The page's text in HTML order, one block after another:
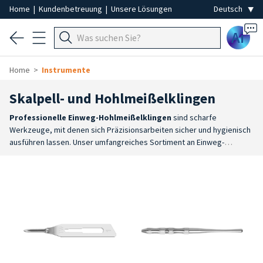
Home | Kundenbetreuung | Unsere Lösungen
Ai
Home Instrumente
Skalpell- und Hohlmeißelklingen
Professionelle Einweg-Hohlmeißelklingen sind scharfe
Werkzeuge, mit denen sich Präzisionsarbeiten sicher und hygienisch
ausführen lassen. Unser umfangreiches Sortiment an Einweg-
gewährleisten. Höchste Präzision bei der Anwendung:
Instrumente, die speziell für Arbeiten entwickelt wurden, die eine